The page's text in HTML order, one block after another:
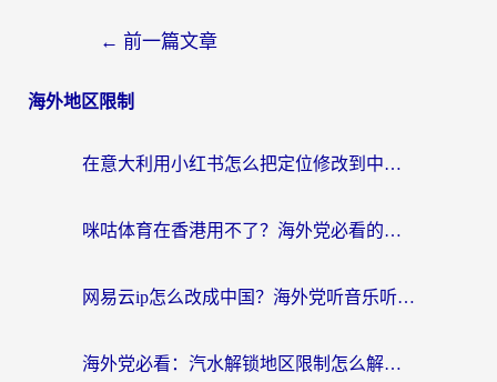
← 前一篇文章
海外地区限制
在意大利用小红书怎么把定位修改到中国国内？3个实用技巧+1个靠谱工具帮你搞定
咪咕体育在香港用不了？海外党必看的回国加速器选择指南（附3个真实场景解决方案）
网易云ip怎么改成中国？海外党听音乐听书的无痛解决方案
海外党必看：汽水解锁地区限制怎么解除？3招解决国内影音&生活服务难题